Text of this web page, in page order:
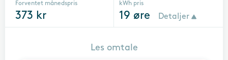
Forventet månedspris
373 kr
kWh pris
19 øre Detaljer
Les omtale